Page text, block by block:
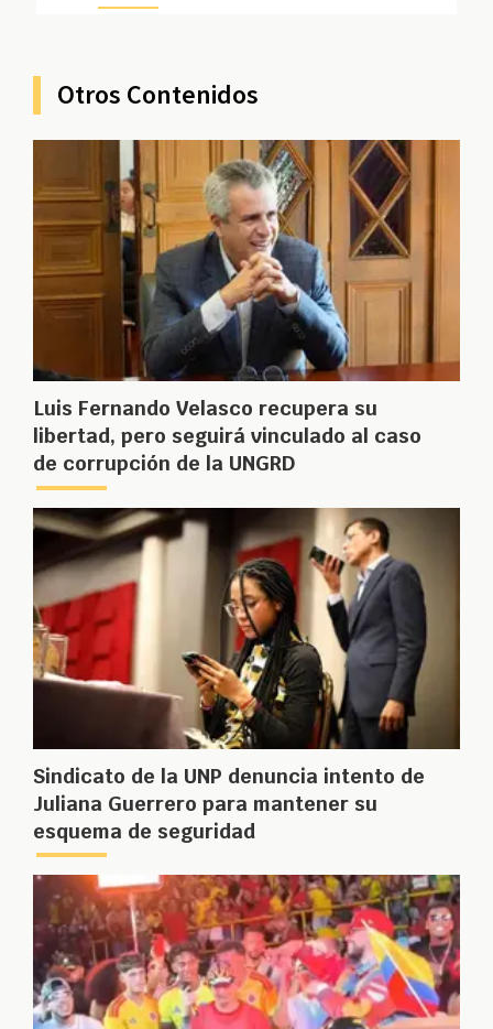
Otros Contenidos
Luis Fernando Velasco recupera su
libertad, pero seguirá vinculado al caso
de corrupción de la UNGRD
Sindicato de la UNP denuncia intento de
Juliana Guerrero para mantener su
esquema de seguridad